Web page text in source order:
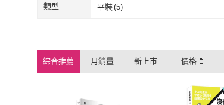
野人
類型 平裝(5)
綜合推薦 月銷量 新上市 價格